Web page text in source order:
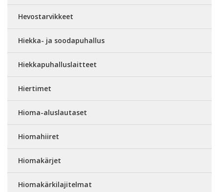
Hevostarvikkeet
Hiekka- ja soodapuhallus
Hiekkapuhalluslaitteet
Hiertimet
Hioma-aluslautaset
Hiomahiiret
Hiomakärjet
Hiomakärkilajitelmat